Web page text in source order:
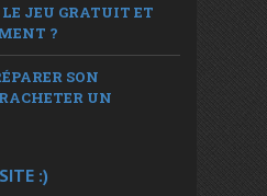
JEU GRATUIT ET
?
SON
UN
:)